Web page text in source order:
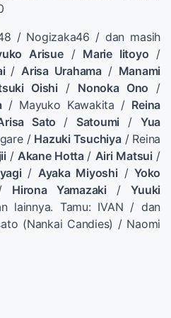
/ Nogizaka46 / dan masih
Arisue / Marie Iitoyo /
/ Arisa Urahama / Manami
Oishi / NonokaOno
/
/Mayuko Kawakita / Reina
Sato / Satoumi /
Yua
/ Hazuki Tsuchiya /Reina
/ Akane Hotta / Airi Matsui /
/ Ayaka Miyoshi / Yoko
Hirona Yamazaki /
Yuuki
lainnya. Tamu: IVAN / dan
(Nankai Candies) / Naomi